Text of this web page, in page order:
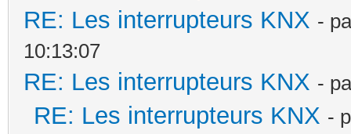
RE: Les interrupteurs KNX -
10:13:07
RE: Les interrupteurs KNX -
RE: Les interrupteurs KNX -